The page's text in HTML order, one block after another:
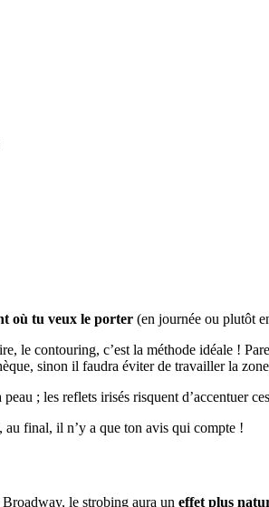
où tu veux le porter (en journée ou plutôt
le contouring, c’est la méthode idéale !
sinon il faudra éviter de travailler la
; les reflets irisés risquent d’accentuer
final, il n’y a que ton avis qui compte !
le strobing aura un effet plus